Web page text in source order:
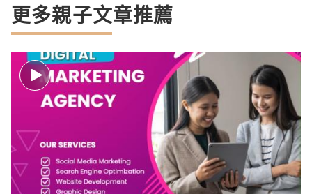
更多親子文章推薦